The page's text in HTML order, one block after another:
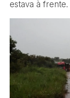
estava à frente.